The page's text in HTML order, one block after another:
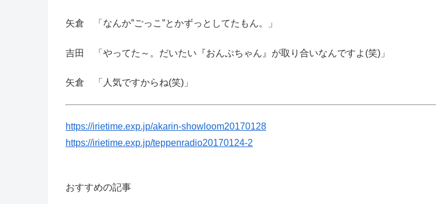
矢倉 「なんか”ごっこ”とかずっとしてたもん。」
吉田 「やってた～。だいたい『おんぷちゃん』が取り合いなんですよ(笑)」
矢倉 「人気ですからね(笑)」
https://irietime.exp.jp/akarin-showloom20170128
https://irietime.exp.jp/teppenradio20170124-2
おすすめの記事